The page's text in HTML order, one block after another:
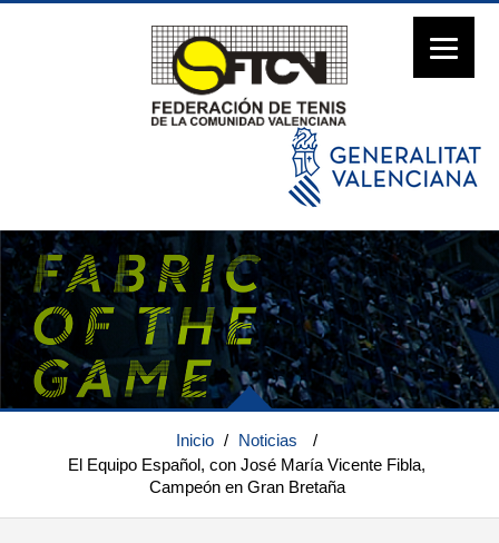
Inicio / Noticias
/
El Equipo Español, con José María Vicente Fibla,
Campeón en Gran Bretaña